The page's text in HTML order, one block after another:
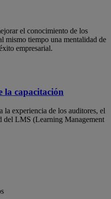
el conocimiento de los
mismo tiempo una mentalidad de
empresarial.
la capacitación
experiencia de los auditores, el
del LMS (Learning Management